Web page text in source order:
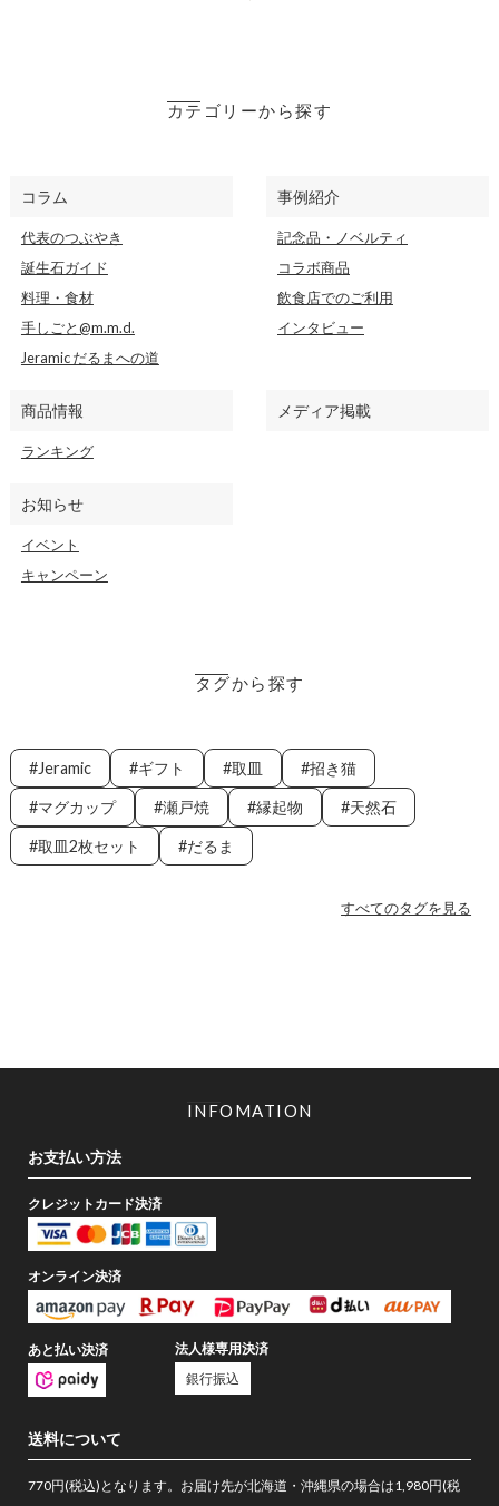
カテゴリーから探す
コラム
代表のつぶやき
誕生石ガイド
料理・食材
手しごと@m.m.d.
Jeramic だるまへの道
事例紹介
記念品・ノベルティ
コラボ商品
飲食店でのご利用
インタビュー
商品情報
ランキング
メディア掲載
お知らせ
イベント
キャンペーン
タグから探す
Jeramic ギフト 取皿 招き猫
マグカップ 瀬戸焼 縁起物 天然石
取皿2枚セット だるま
すべてのタグを見る
INFOMATION
お支払い方法
クレジットカード決済
オンライン決済
あと払い決済
法人様専用決済
銀行振込
送料について
770円(税込)となります。お届け先が北海道・沖縄県の場合は1,980円(税